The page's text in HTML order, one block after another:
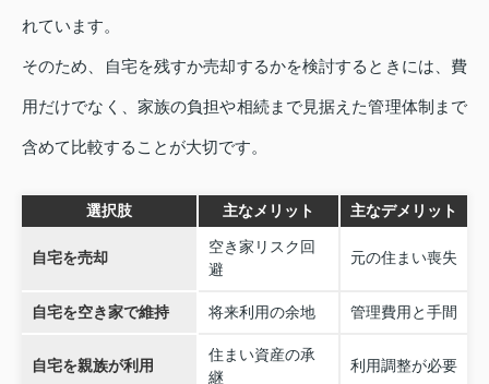
れています。
そのため、自宅を残すか売却するかを検討するときには、費
用だけでなく、家族の負担や相続まで見据えた管理体制まで
含めて比較することが大切です。
選択肢 主なメリット 主なデメリット
自宅を売却
空き家リスク回
避
元の住まい喪失
自宅を空き家で維持 将来利用の余地 管理費用と手間
自宅を親族が利用
住まい資産の承
継
利用調整が必要